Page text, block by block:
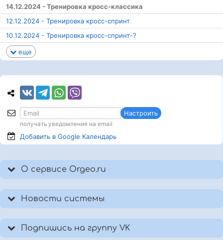
14.12.2024 - Тренировка кросс-классика
12.12.2024 - Тренировка кросс-спринт
10.12.2024 - Тренировка кросс-спринт-?
еще
Настроить
получать уведомления на email
Добавить в Google Календарь
О сервисе Orgeo.ru
Новости системы
Подпишись на группу VK